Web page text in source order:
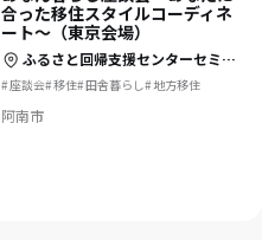
合った移住スタイルコーディネ
ート～（東京会場）
ふるさと回帰支援センターセミナールームD（有楽町・東京交通会館8階）
座談会 移住 田舎暮らし 地方移住
阿南市